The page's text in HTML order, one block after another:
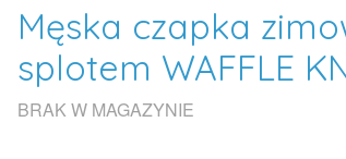
Męska czapka
splotem WAFFLE
BRAK W MAGAZYNIE